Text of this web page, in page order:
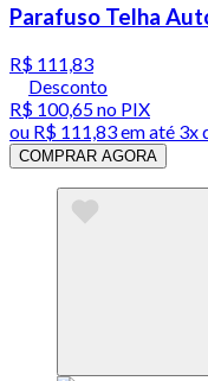
Parafuso Telha
R$ 111,83
Desconto
R$ 100,65no PIX
ou R$ 111,83em até 3x
COMPRAR AGORA